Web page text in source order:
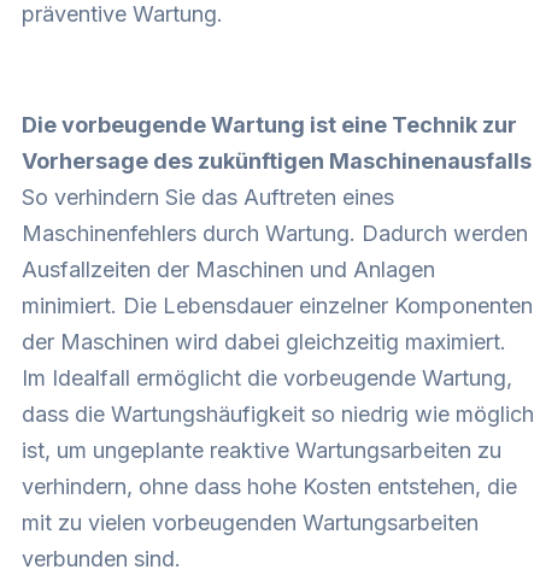
präventive Wartung.
Die vorbeugende Wartung ist eine Technik zur
Vorhersage des zukünftigen Maschinenausfalls
So verhindern Sie das Auftreten eines
Maschinenfehlers durch Wartung. Dadurch werden
Ausfallzeiten der Maschinen und Anlagen
minimiert. Die Lebensdauer einzelner Komponenten
der Maschinen wird dabei gleichzeitig maximiert.
Im Idealfall ermöglicht die vorbeugende Wartung,
dass die Wartungshäufigkeit so niedrig wie möglich
ist, um ungeplante reaktive Wartungsarbeiten zu
verhindern, ohne dass hohe Kosten entstehen, die
mit zu vielen vorbeugenden Wartungsarbeiten
verbunden sind.